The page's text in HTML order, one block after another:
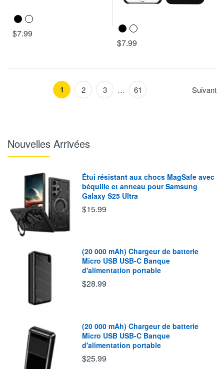
$7.99
$7.99
1 2 3 … 61 Suivant
Nouvelles Arrivées
Étui résistant aux chocs MagSafe avec
béquille et anneau pour Samsung
Galaxy S25 Ultra
$15.99
(20 000 mAh) Chargeur de batterie
Micro USB USB-C Banque
d'alimentation portable
$28.99
(20 000 mAh) Chargeur de batterie
Micro USB USB-C Banque
d'alimentation portable
$25.99